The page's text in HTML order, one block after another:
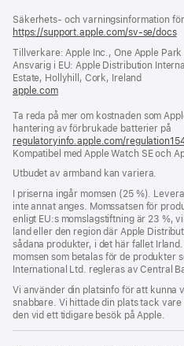
Säkerhets- och varningsinformation
https://support.apple.com/sv-se/docs
Tillverkare: Apple Inc., One Apple
Ansvarig i EU: Apple Distribution
Estate, Hollyhill, Cork, Ireland
apple.com(öppnas
ett
nytt
fönster)
Ta reda på mer om kostnaden som
hantering av förbrukade batterier på
regulatoryinfo.apple.com/
Kompatibel med Apple Watch SE och
Utbudet av armband kan variera.
I priserna ingår momsen (25 %).
inte annat anges. Momssatsen för
enligt EU:s momslagstiftning är 23 %,
land eller den region där Apple
sådana produkter, i det här fallet
momsen som betalas för de produkter
International Ltd. regleras av Central
Vi använder din platsinfo för att kunna
snabbare. Vi hittade din plats tack
den vid ett tidigare besök på Apple.